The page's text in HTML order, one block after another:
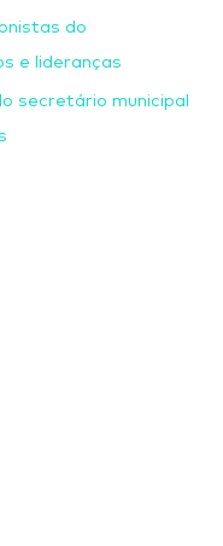
do
e lideranças
secretário municipal